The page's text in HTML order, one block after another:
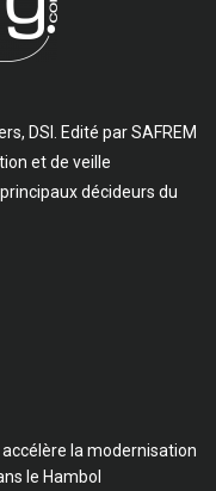
DSI. Edité par SAFREM
et de veille
décideurs du
accélère la modernisation
le Hambol